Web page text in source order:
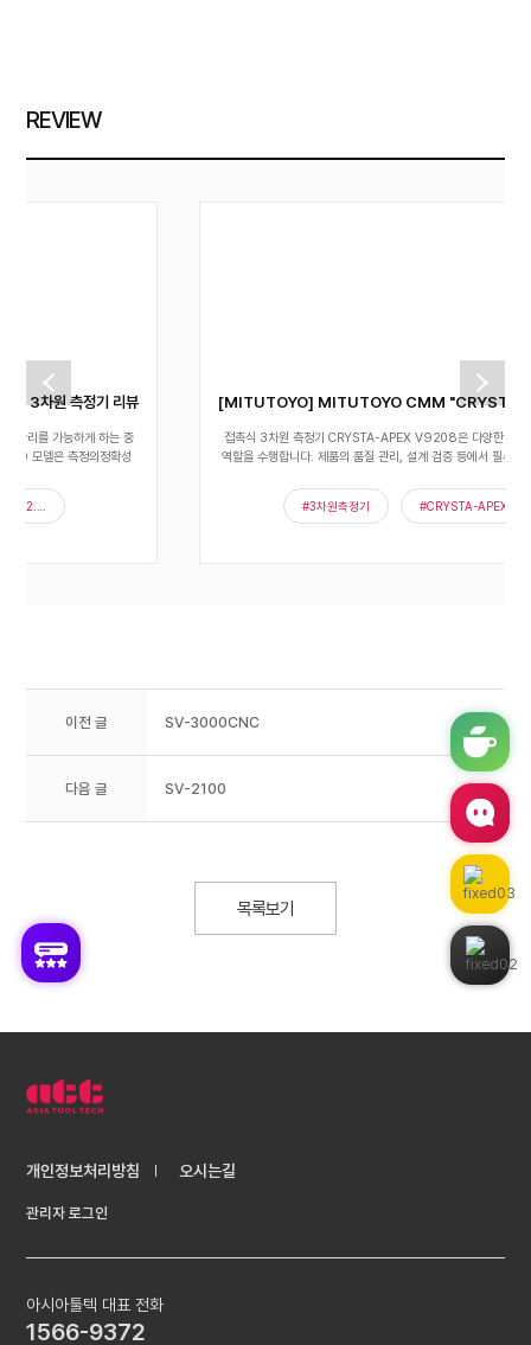
REVIEW
[MITUTOYO] MITUTOYO CMM "CRYSTA-APEX V9208" (접촉식 3차원 측정기)
​접촉식 3차원 측정기 CRYSTA-APEX V9208은 다양한 산업 분야에서 중요한
역할을 수행합니다. 제품의 품질 관리, 설계 검증 등에서 필수적인 도구로 자리 �
이전 글 SV-3000CNC
다음 글 SV-2100
목록보기
개인정보처리방침 오시는길
관리자 로그인
아시아툴텍 대표 전화
1566-9372